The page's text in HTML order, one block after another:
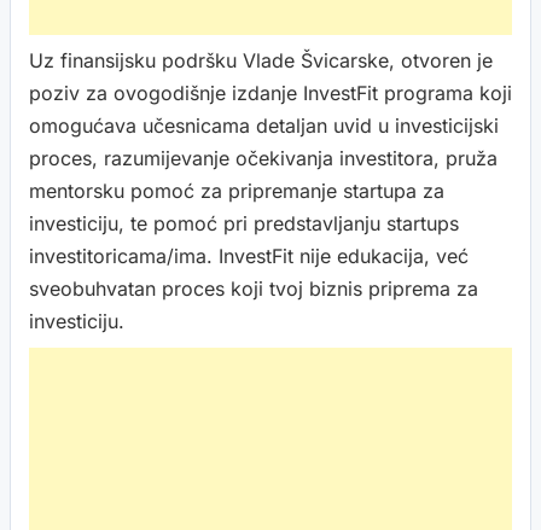
Uz finansijsku podršku Vlade Švicarske, otvoren je
poziv za ovogodišnje izdanje InvestFit programa koji
omogućava učesnicama detaljan uvid u investicijski
proces, razumijevanje očekivanja investitora, pruža
mentorsku pomoć za pripremanje startupa za
investiciju, te pomoć pri predstavljanju startups
investitoricama/ima. InvestFit nije edukacija, već
sveobuhvatan proces koji tvoj biznis priprema za
investiciju.